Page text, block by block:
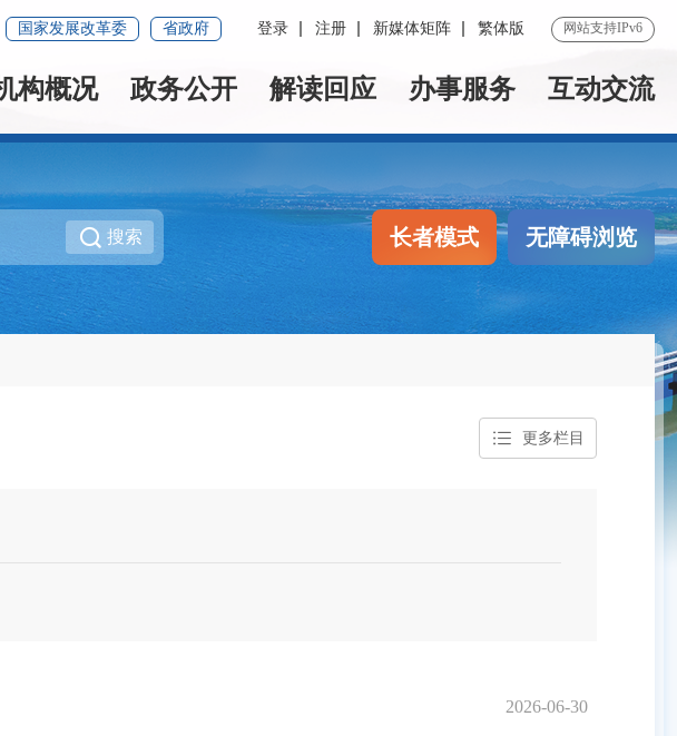
国家发展改革委 省政府 登录 注册 新媒体矩阵 繁体版 网站支持IPv6
构概况 政务公开 解读回应 办事服务 互动交流
搜索 长者模式 无障碍浏览
更多栏目
2026-06-30